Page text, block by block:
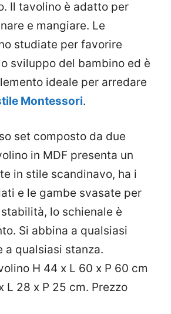
Il tavolino è adatto per
e mangiare. Le
studiate per favorire
sviluppo del bambino ed è
ideale per arredare
Montessori.
set composto da due
in MDF presenta un
in stile scandinavo, ha i
e le gambe svasate per
lo schienale è
Si abbina a qualsiasi
a qualsiasi stanza.
H 44 x L 60 x P 60 cm
L 28 x P 25 cm. Prezzo